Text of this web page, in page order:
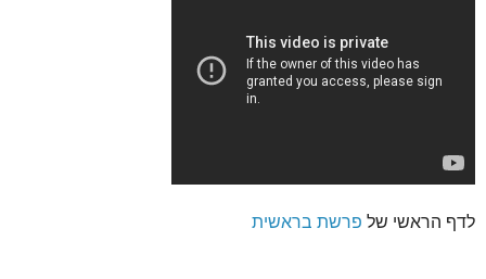
לדף הראשי של פרשת בראשית